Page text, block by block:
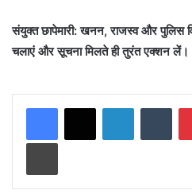
संयुक्त छापेमारी: खनन, राजस्व और पुलिस
चलाएं और सूचना मिलते ही तुरंत एक्शन लें।
LinkedIn
Print